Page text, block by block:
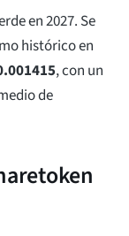
en 2027. Se
histórico en
, con un
de